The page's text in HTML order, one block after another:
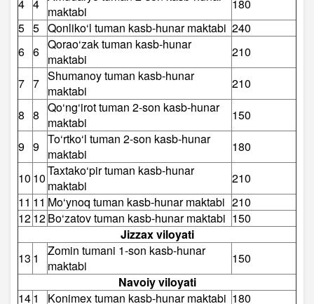
4 4 maktabi
180
5 5 Qonliko‘l tuman kasb-hunar maktabi 240
6 6 Qorao‘zak tuman kasb-hunar
maktabi
210
7 7 Shumanoy tuman kasb-hunar
maktabi
210
8 8 Qo‘ng‘irot tuman 2-son kasb-hunar
maktabi
150
9 9 To‘rtko‘l tuman 2-son kasb-hunar
maktabi
180
10 10Taxtako‘pir tuman kasb-hunar
maktabi
210
11 11 Mo‘ynoq tuman kasb-hunar maktabi 210
1212Bo‘zatov tuman kasb-hunar maktabi 150
Jizzax viloyati
13 1
Zomin tumani 1-son kasb-hunar
maktabi
150
Navoiy viloyati
141 Konimex tuman kasb-hunar maktabi 180